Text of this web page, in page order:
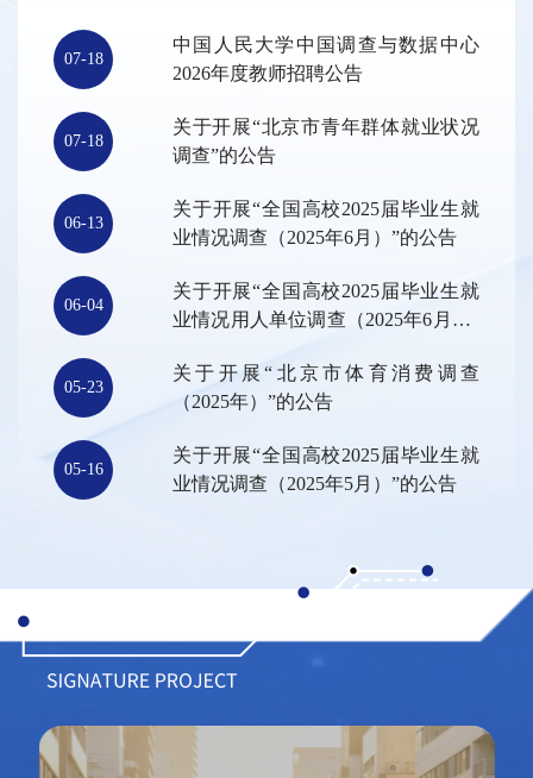
07-18
中国人民大学中国调查与数据中心
2026年度教师招聘公告
07-18
关于开展“北京市青年群体就业状况
调查”的公告
06-13
关于开展“全国高校2025届毕业生就
业情况调查（2025年6月）”的公告
06-04
关于开展“全国高校2025届毕业生就
业情况用人单位调查（2025年6月）”
05-23
关于开展“北京市体育消费调查
（2025年）”的公告
05-16
关于开展“全国高校2025届毕业生就
业情况调查（2025年5月）”的公告